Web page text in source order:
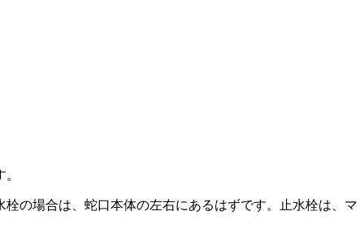
の場合は、蛇口本体の左右にあるはずです。止水栓は、マ